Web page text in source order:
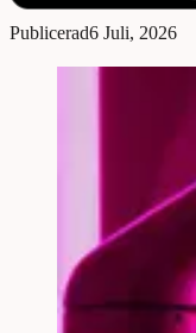
Publicerad6 Juli, 2026